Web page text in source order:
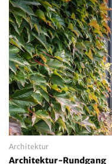
Architektur
Architektur-Rundgang